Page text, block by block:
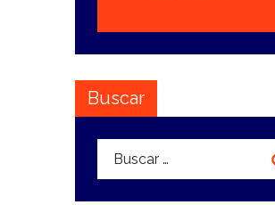
Buscar
Buscar: